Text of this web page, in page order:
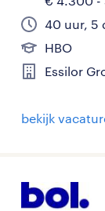
40 uur, 5
HBO
Essilor
bekijk